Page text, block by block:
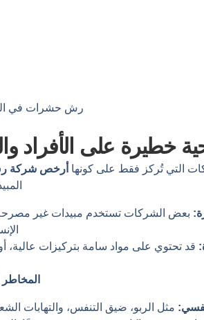
رش حشرات في
خطيرة على الأفراد
التي تُركز فقط على كونها أرخص شركة
بعض الشركات تستخدم مبيدات غير مصرحة
قد تحتوي على مواد سامة بتركيزات عالية،
مثل الربو، ضيق التنفس، والتهابات